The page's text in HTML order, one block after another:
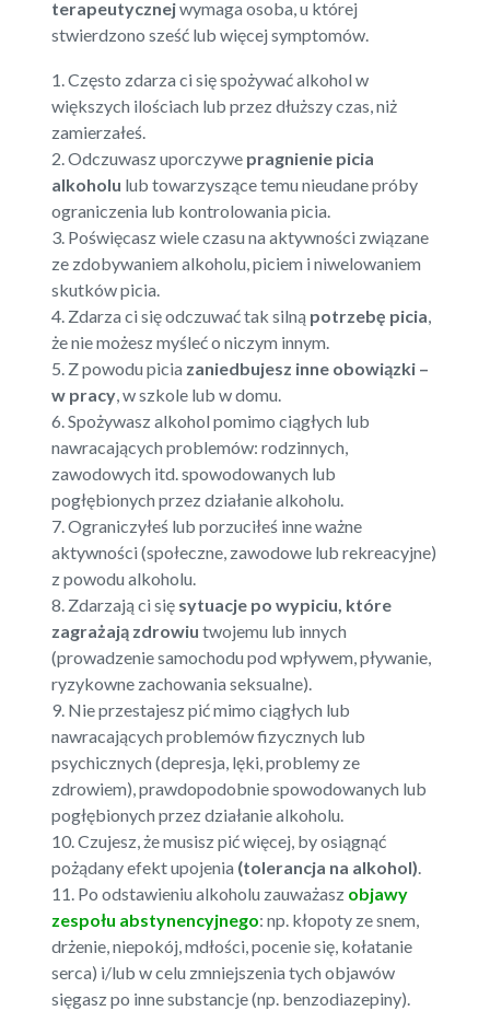
terapeutycznejwymaga osoba, u której
stwierdzono sześć lub więcej symptomów.
1. Często zdarza ci się spożywać alkohol w
większych ilościach lub przez dłuższy czas, niż
zamierzałeś.
2. Odczuwasz uporczywe pragnienie picia
alkoholu lub towarzyszące temu nieudane próby
ograniczenia lub kontrolowania picia.
3. Poświęcasz wiele czasu na aktywności związane
ze zdobywaniem alkoholu, piciem i niwelowaniem
skutków picia.
4. Zdarza ci się odczuwać tak silną potrzebę picia,
że nie możesz myśleć o niczym innym.
5. Z powodu picia zaniedbujesz inne obowiązki –
w pracy, w szkole lub w domu.
6. Spożywasz alkohol pomimo ciągłych lub
nawracających problemów: rodzinnych,
zawodowych itd. spowodowanych lub
pogłębionych przez działanie alkoholu.
7. Ograniczyłeś lub porzuciłeś inne ważne
aktywności (społeczne, zawodowe lub rekreacyjne)
z powodu alkoholu.
8. Zdarzają ci się sytuacje po wypiciu, które
zagrażają zdrowiu twojemu lub innych
(prowadzenie samochodu pod wpływem, pływanie,
ryzykowne zachowania seksualne).
9. Nie przestajesz pić mimo ciągłych lub
nawracających problemów fizycznych lub
psychicznych (depresja, lęki, problemy ze
zdrowiem), prawdopodobnie spowodowanych lub
pogłębionych przez działanie alkoholu.
10. Czujesz, że musisz pić więcej, by osiągnąć
pożądany efekt upojenia (tolerancja na alkohol).
11. Po odstawieniu alkoholu zauważasz objawy
zespołu abstynencyjnego: np. kłopoty ze snem,
drżenie, niepokój, mdłości, pocenie się, kołatanie
serca) i/lub w celu zmniejszenia tych objawów
sięgasz po inne substancje (np. benzodiazepiny).